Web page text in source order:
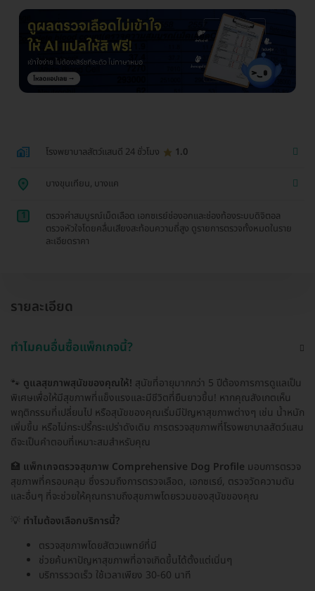
โรงพยาบาลสัตว์แสนดี 24 ชั่วโมง 1.0
บางขุนเทียน, บางแค
1
ตรวจค่าสมบูรณ์เม็ดเลือด เอกซเรย์ช่องอกและช่องท้องระบบดิจิตอล
ตรวจหัวใจโดยคลื่นเสียงสะท้อนความถี่สูง ดูรายการตรวจทั้งหมดในราย
ละเอียดราคา
รายละเอียด
ทำไมคนอื่นซื้อแพ็กเกจนี้?
🐾 ดูแลสุขภาพสุนัขของคุณให้! สุนัขที่อายุมากกว่า 5 ปีต้องการการดูแลเป็น
พิเศษเพื่อให้มีสุขภาพที่แข็งแรงและมีชีวิตที่ยืนยาวขึ้น! หากคุณสังเกตเห็น
พฤติกรรมที่เปลี่ยนไป หรือสุนัขของคุณเริ่มมีปัญหาสุขภาพต่างๆ เช่น น้ำหนัก
เพิ่มขึ้น หรือไม่กระปรี้กระเปร่าดังเดิม การตรวจสุขภาพที่โรงพยาบาลสัตว์แสน
ดีจะเป็นคำตอบที่เหมาะสมสำหรับคุณ
🏥 แพ็กเกจตรวจสุขภาพ Comprehensive Dog Profile มอบการตรวจ
สุขภาพที่ครอบคลุม ซึ่งรวมถึงการตรวจเลือด, เอกซเรย์, ตรวจวัดความดัน
และอื่นๆ ที่จะช่วยให้คุณทราบถึงสุขภาพโดยรวมของสุนัขของคุณ
💡 ทำไมต้องเลือกบริการนี้?
ตรวจสุขภาพโดยสัตวแพทย์ที่มี
ช่วยค้นหาปัญหาสุขภาพที่อาจเกิดขึ้นได้ตั้งแต่เนิ่นๆ
บริการรวดเร็ว ใช้เวลาเพียง 30-60 นาที